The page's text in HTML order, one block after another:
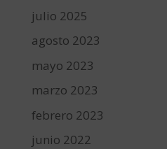
julio 2025
agosto 2023
mayo 2023
marzo 2023
febrero 2023
junio 2022